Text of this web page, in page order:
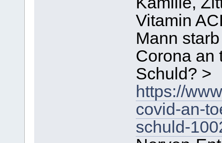
Vitamin
Mann
Corona an
Schuld? >
https://
covid-an-
schuld-